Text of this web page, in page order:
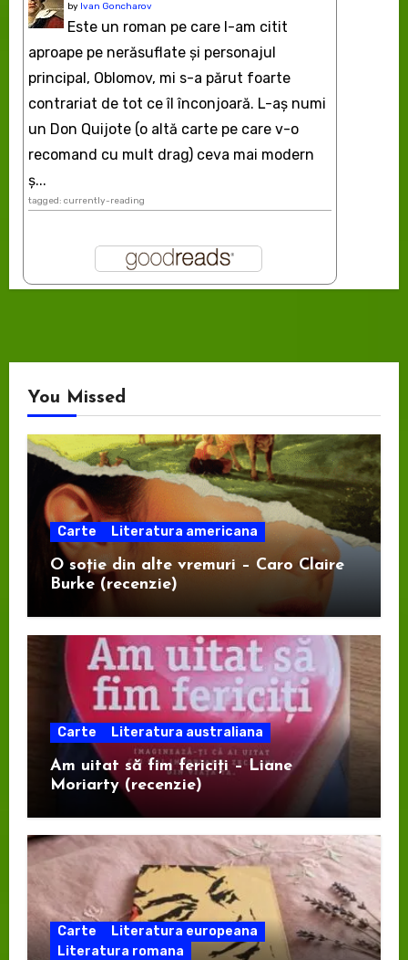
by Ivan Goncharov
Este un roman pe care l-am citit
aproape pe nerăsuflate şi personajul
principal, Oblomov, mi s-a părut foarte
contrariat de tot ce îl înconjoară. L-aş numi
un Don Quijote (o altă carte pe care v-o
recomand cu mult drag) ceva mai modern
ș...
tagged: currently-reading
You Missed
Carte Literatura americana
O soție din alte vremuri – Caro Claire
Burke (recenzie)
Carte Literatura australiana
Am uitat să fim fericiți – Liane
Moriarty (recenzie)
Carte
Literatura europeana
Literatura romana